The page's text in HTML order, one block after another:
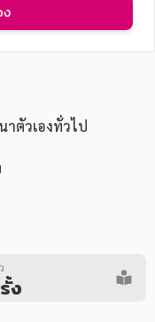
งสือเช่า
ง
ตัวเองทั่วไป
ง